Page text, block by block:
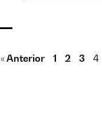
« Anterior 1 2 3 4